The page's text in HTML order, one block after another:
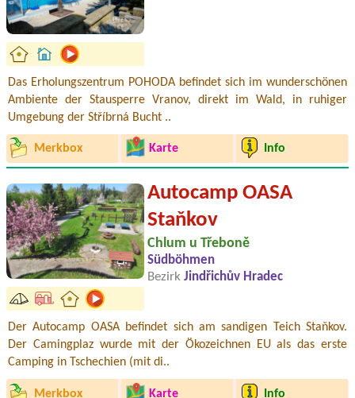
Das Erholungszentrum POHODA befindet sich im wunderschönen
Ambiente der Stausperre Vranov, direkt im Wald, in ruhiger
Umgebung der Stříbrná Bucht ..
Merkbox Karte Info
Autocamp OASA
Staňkov
Chlum u Třeboně
Südböhmen
Bezirk Jindřichův Hradec
Der Autocamp OASA befindet sich am sandigen Teich Staňkov.
Der Camingplaz wurde mit der Ökozeichnen EU als das erste
Camping in Tschechien (mit di..
Merkbox Karte Info